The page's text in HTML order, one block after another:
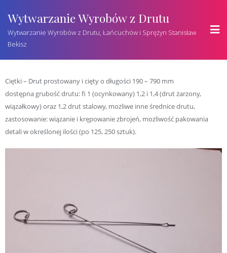
Wytwarzanie Wyrobów z Drutu
Wytwarzanie Wyrobów z Drutu, Łańcuchów i Sprężyn Stanisław
Bekisz
Ciętki – Drut prostowany i cięty o długości 190 – 790 mm
dostępna grubość drutu: fi 1 (ocynkowany) 1,2 i 1,4 (drut żarzony,
wiązałkowy) oraz 1,2 drut stalowy, możliwe inne średnice drutu,
zastosowanie: wiązanie i krępowanie zbrojeń, możliwość pakowania
detali w określonej ilości (po 125, 250 sztuk).